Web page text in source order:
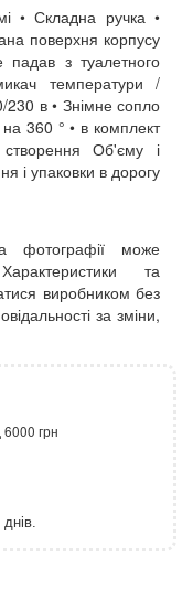
• Складна ручка •
поверхня корпусу
з туалетного
температури /
230 в • Знімне сопло
360 ° • в комплект
Об'єму і
і упаковки в дорогу
фотографії може
та
виробником без
за зміни,
грн